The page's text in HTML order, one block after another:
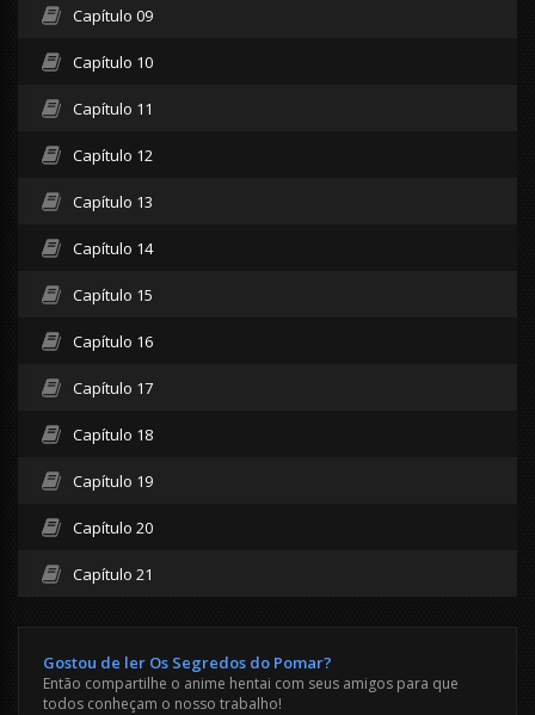
Capítulo 09
Capítulo 10
Capítulo 11
Capítulo 12
Capítulo 13
Capítulo 14
Capítulo 15
Capítulo 16
Capítulo 17
Capítulo 18
Capítulo 19
Capítulo 20
Capítulo 21
Gostou de ler Os Segredos do Pomar?
Então compartilhe o anime hentai com seus amigos para que
todos conheçam o nosso trabalho!